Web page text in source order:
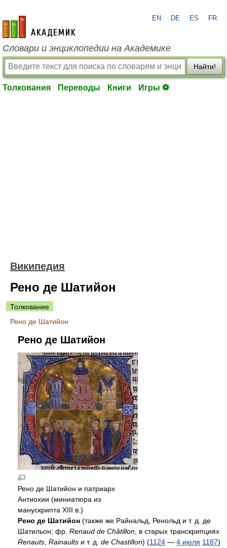
academic.ru
EN DE ES FR
Словари и энциклопедии на Академике
Найти!
Толкования Переводы Книги Игры ⚽
Википедия
Рено де Шатийон
Толкование
Рено де Шатийон
Рено де Шатийон
Рено де Шатийон и патриарх
Антиохии (миниатюра из
манускрипта XIII в.)
Рено де Шатийон (также же Райнальд, Ренольд и т. д. де
Шатильон; фр. Renaud de Châtillon, в старых транскрипциях
Renauts, Rainaults и т. д. de Chastillon) (1124 — 4 июля 1187)